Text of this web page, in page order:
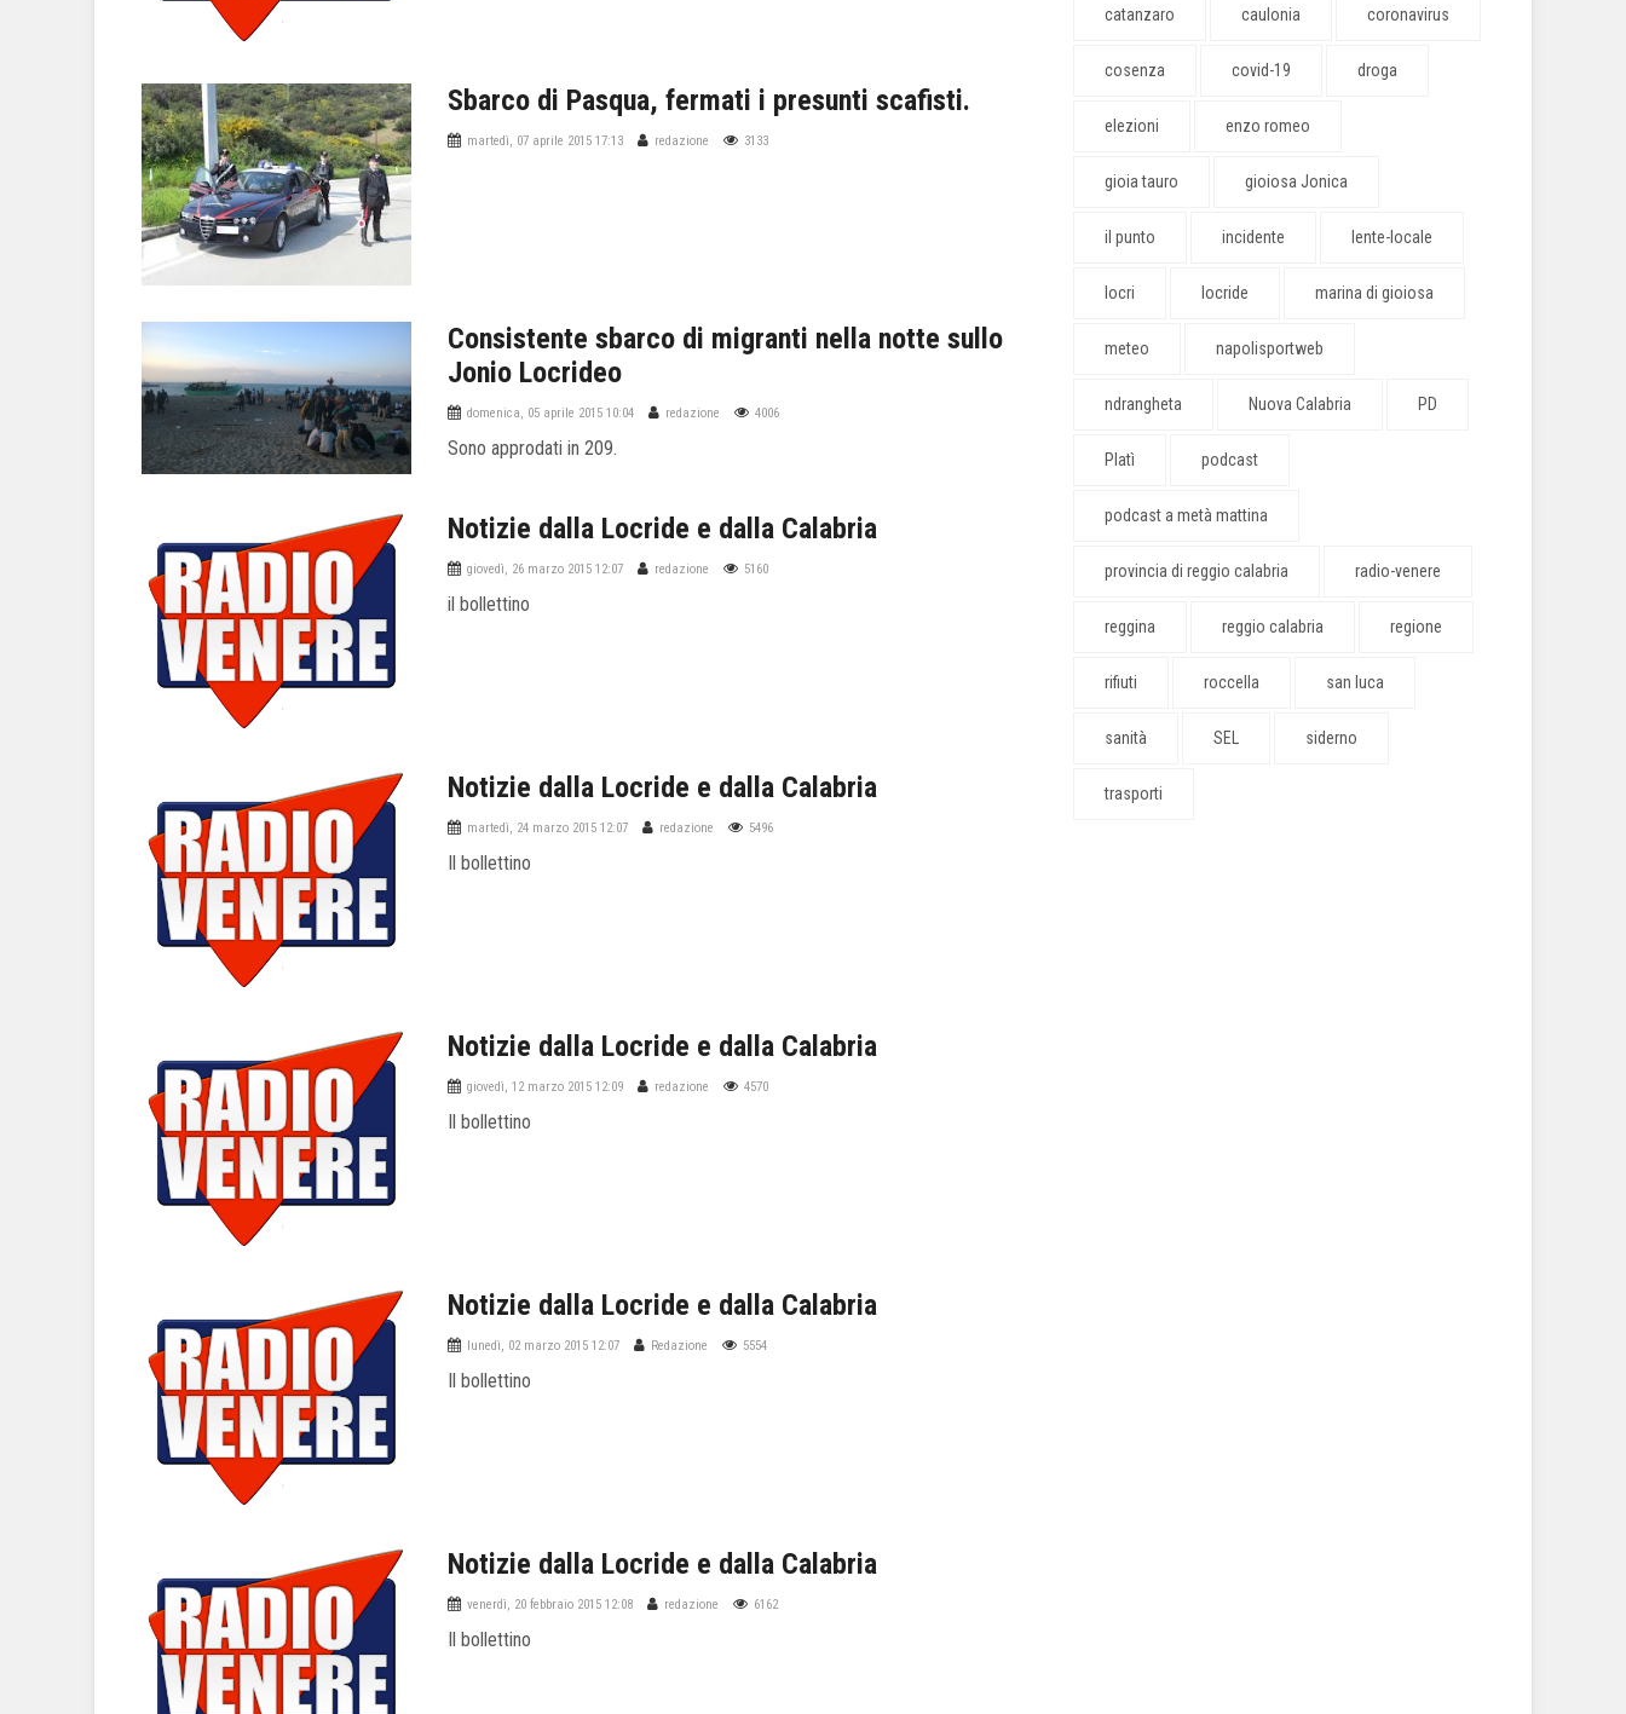
Sbarco di Pasqua, fermati i presunti scafisti.
martedì, 07 aprile 2015 17:13 redazione 3133
Consistente sbarco di migranti nella notte sullo
Jonio Locrideo
domenica, 05 aprile 2015 10:04 redazione 4006
Sono approdati in 209.
Notizie dalla Locride e dalla Calabria
giovedì, 26 marzo 2015 12:07 redazione 5160
il bollettino
Notizie dalla Locride e dalla Calabria
martedì, 24 marzo 2015 12:07 redazione 5496
Il bollettino
Notizie dalla Locride e dalla Calabria
giovedì, 12 marzo 2015 12:09 redazione 4570
Il bollettino
Notizie dalla Locride e dalla Calabria
lunedì, 02 marzo 2015 12:07 Redazione 5554
Il bollettino
Notizie dalla Locride e dalla Calabria
venerdì, 20 febbraio 2015 12:08 redazione 6162
Il bollettino
catanzaro caulonia coronavirus
cosenza covid-19 droga
elezioni enzo romeo
gioia tauro gioiosa Jonica
il punto incidente lente-locale
locri locride marina di gioiosa
meteo napolisportweb
ndrangheta Nuova Calabria PD
Platì podcast
podcast a metà mattina
provincia di reggio calabria radio-venere
reggina reggio calabria regione
rifiuti roccella san luca
sanità SEL siderno
trasporti